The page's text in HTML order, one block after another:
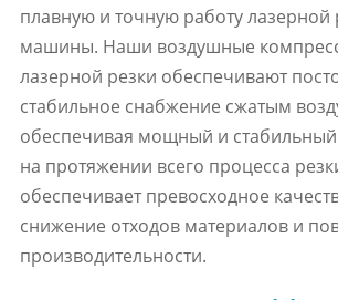
плавную и точную работу
машины. Наши воздушные
лазерной резки обеспечивают
стабильное снабжение сжатым
обеспечивая мощный и
на протяжении всего процесса
обеспечивает превосходное
снижение отходов материалов и
производительности.